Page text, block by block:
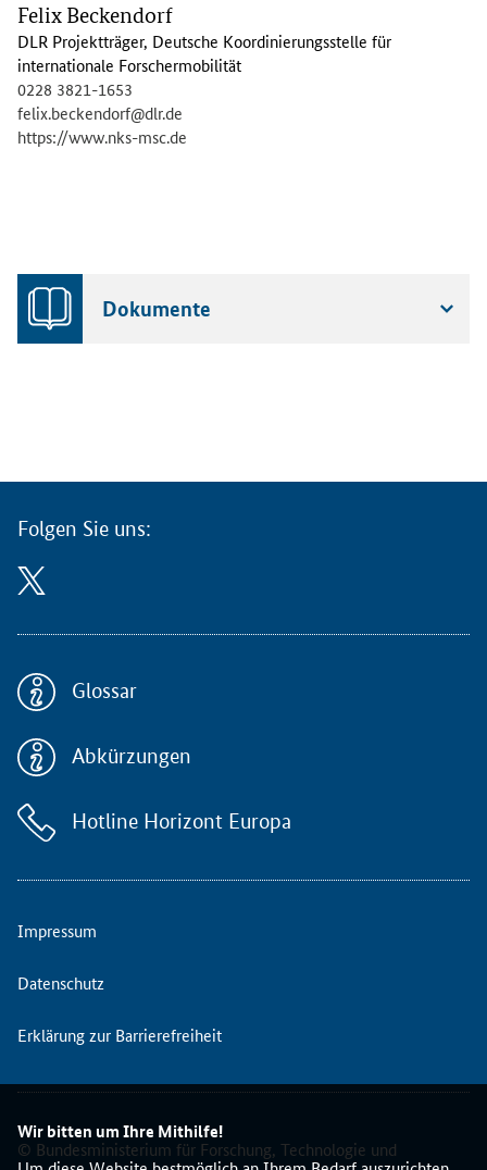
Wir bitten um Ihre Mithilfe!
Felix Beckendorf
DLR Projektträger, Deutsche Koordinierungsstelle für
internationale Forschermobilität
0228 3821-1653
felix.beckendorf@dlr.de
https://www.nks-msc.de
Dokumente
Folgen Sie uns:
Glossar
Abkürzungen
Hotline Horizont Europa
Impressum
Datenschutz
Erklärung zur Barrierefreiheit
© Bundesministerium für Forschung, Technologie und